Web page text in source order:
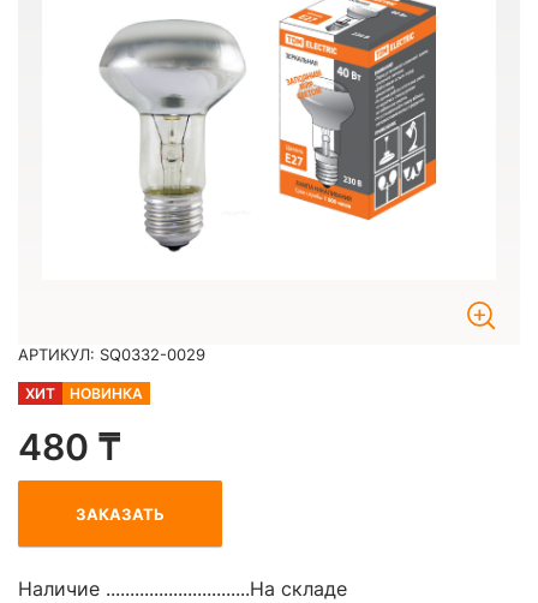
АРТИКУЛ: SQ0332-0029
ХИТ НОВИНКА
480 ₸
ЗАКАЗАТЬ
Наличие ..............................На складе